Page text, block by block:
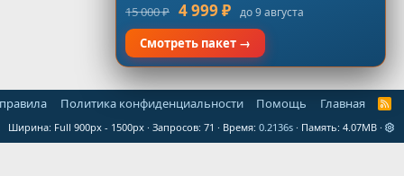
Политика конфиденциальности Помощь Главная
R
S
Ширина Запросов 71 Время 0.2136s Память 4.07MB
15 000 ₽ 4 999 ₽ до 9 августа
Смотреть пакет →